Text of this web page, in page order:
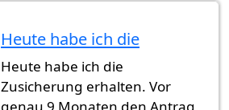
Heute habe ich die
Heute habe ich die
Zusicherung erhalten. Vor